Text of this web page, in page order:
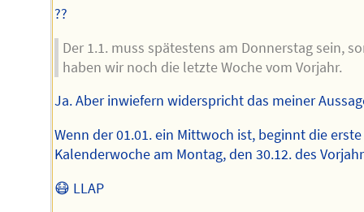
??
Der 1.1. muss spätestens am Donnerstag sein,
haben wir noch die letzte Woche vom Vorjahr.
Ja. Aber inwiefern widerspricht das meiner
Wenn der 01.01. ein Mittwoch ist, beginnt die erste
Kalenderwoche am Montag, den 30.12. des
😷 LLAP